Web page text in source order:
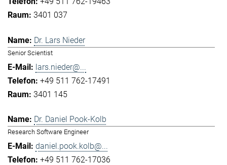
3401 037
Dr. Lars Nieder
Senior Scientist
lars.nieder@...
+49 511 762-17491
3401 145
Dr. Daniel Pook-Kolb
Research Software Engineer
daniel.pook.kolb@...
+49 511 762-17036